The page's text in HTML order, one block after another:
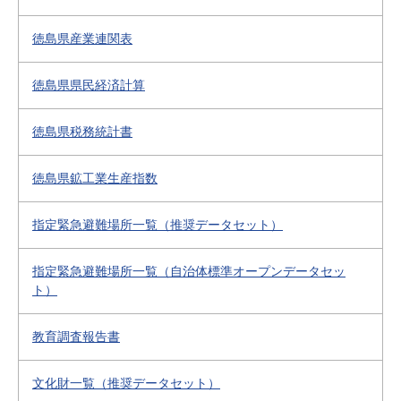
徳島県産業連関表
徳島県県民経済計算
徳島県税務統計書
徳島県鉱工業生産指数
指定緊急避難場所一覧（推奨データセット）
指定緊急避難場所一覧（自治体標準オープンデータセッ
ト）
教育調査報告書
文化財一覧（推奨データセット）